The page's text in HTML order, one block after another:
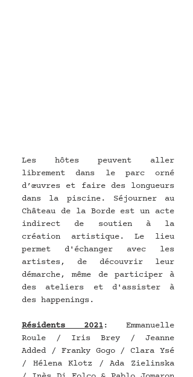
Les hôtes peuvent aller
librement dans le parc orné
d’œuvres et faire des longueurs
dans la piscine. Séjourner au
Château de la Borde est un acte
indirect de soutien à la
création artistique. Le lieu
permet d'échanger avec les
artistes, de découvrir leur
démarche, même de participer à
des ateliers et d'assister à
des happenings.
Résidents 2021: Emmanuelle
Roule / Iris Brey / Jeanne
Added / Franky Gogo / Clara Ysé
/ Hélena Klotz / Ada Zielinska